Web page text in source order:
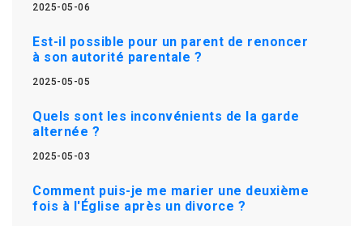
2025-05-06
Est-il possible pour un parent de renoncer
à son autorité parentale ?
2025-05-05
Quels sont les inconvénients de la garde
alternée ?
2025-05-03
Comment puis-je me marier une deuxième
fois à l'Église après un divorce ?